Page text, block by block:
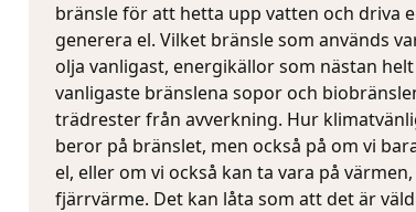
bränsle för att hetta upp vatten och driva
generera el. Vilket bränsle som används
olja vanligast, energikällor som nästan
vanligaste bränslena sopor och
trädrester från avverkning. Hur
beror på bränslet, men också på om vi
el, eller om vi också kan ta vara på
fjärrvärme. Det kan låta som att det är